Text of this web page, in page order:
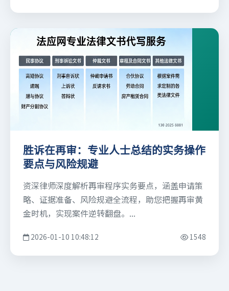
胜诉在再审：专业人士总结的实务操作
要点与风险规避
资深律师深度解析再审程序实务要点，涵盖申请策
略、证据准备、风险规避全流程，助您把握再审黄
金时机，实现案件逆转翻盘。...
2026-01-10 10:48:12 1548